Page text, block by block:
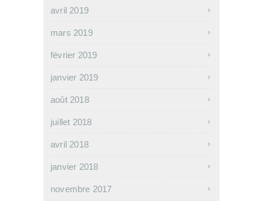
avril 2019
mars 2019
février 2019
janvier 2019
août 2018
juillet 2018
avril 2018
janvier 2018
novembre 2017